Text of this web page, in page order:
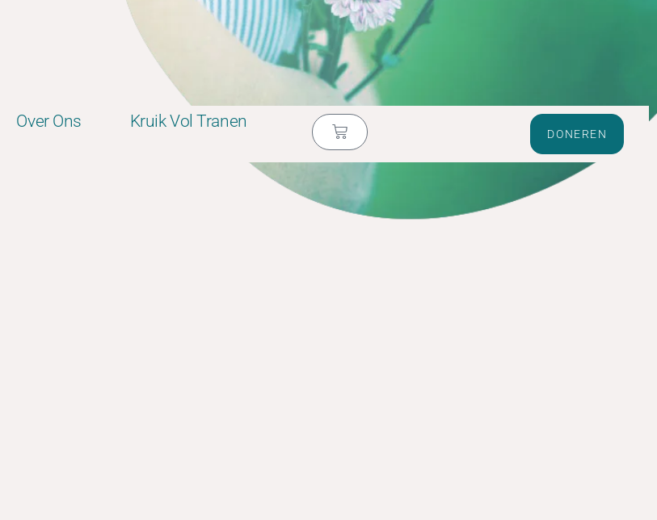
Over Ons
Kruik Vol Tranen
DONEREN